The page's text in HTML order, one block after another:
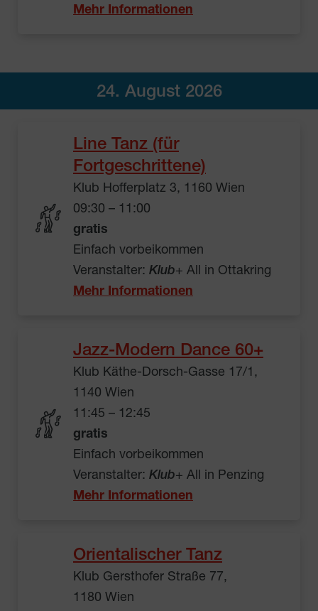
Mehr Informationen
24. August 2026
Line Tanz (für
Fortgeschrittene)
Klub Hofferplatz 3, 1160 Wien
09:30 – 11:00
gratis
Einfach vorbeikommen
Veranstalter: Klub+ All in Ottakring
Mehr Informationen
Jazz-Modern Dance 60+
Klub Käthe-Dorsch-Gasse 17/1,
1140 Wien
11:45 – 12:45
gratis
Einfach vorbeikommen
Veranstalter: Klub+ All in Penzing
Mehr Informationen
Orientalischer Tanz
Klub Gersthofer Straße 77,
1180 Wien